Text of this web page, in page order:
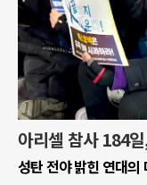
아리셀 참사 184
성탄 전야 밝힌 연대의